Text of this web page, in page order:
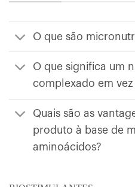
O que são
O que significa um
complexado em
Quais são as
produto à base de
aminoácidos?